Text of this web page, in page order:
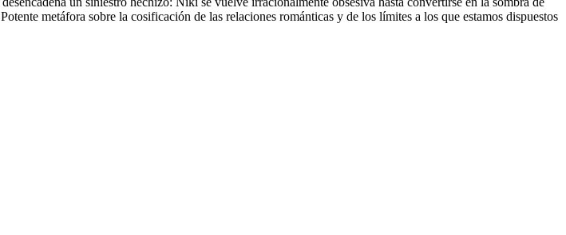
metáfora sobre la cosificación de las relaciones románticas y de los límites a los que estamos dispuestos